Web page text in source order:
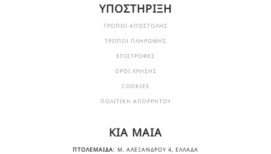
ΥΠΟΣΤΗΡΙΞΗ
ΤΡΟΠΟΙ ΑΠΟΣΤΟΛΗΣ
ΤΡΟΠΟΙ ΠΛΗΡΩΜΗΣ
ΕΠΙΣΤΡΟΦΕΣ
ΟΡΟΙ ΧΡΗΣΗΣ
COOKIES
ΠΟΛΙΤΙΚΗ ΑΠΟΡΡΗΤΟΥ
KIA MAIA
ΠΤΟΛΕΜΑΙΔΑ: Μ. ΑΛΕΞΆΝΔΡΟΥ 4, ΕΛΛΆΔΑ